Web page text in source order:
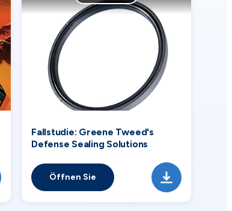
Fallstudie: Greene Tweed's
Defense Sealing Solutions
Öffnen Sie